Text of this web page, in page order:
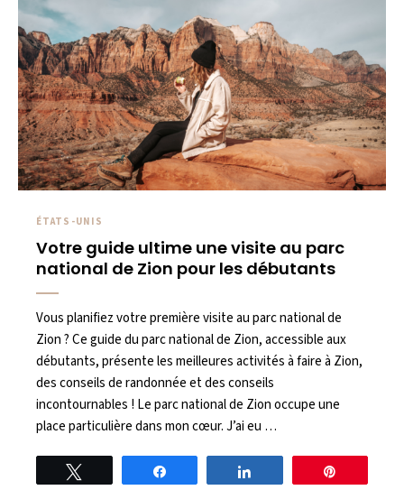
ÉTATS-UNIS
Votre guide ultime une visite au parc
national de Zion pour les débutants
Vous planifiez votre première visite au parc national de
Zion ? Ce guide du parc national de Zion, accessible aux
débutants, présente les meilleures activités à faire à Zion,
des conseils de randonnée et des conseils
incontournables ! Le parc national de Zion occupe une
place particulière dans mon cœur. J’ai eu …